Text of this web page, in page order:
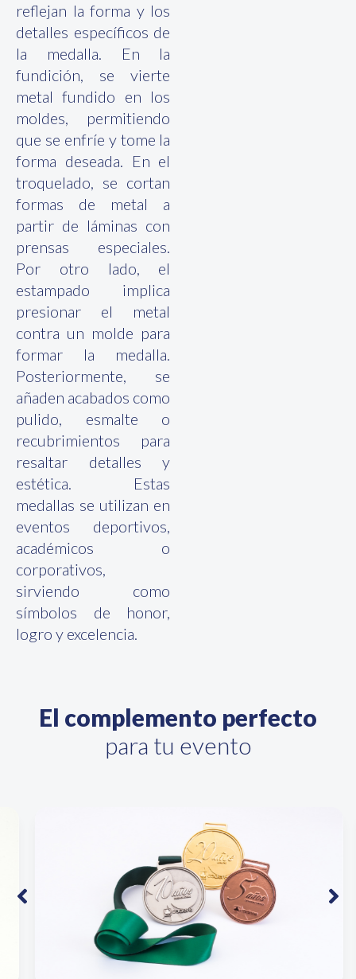
reflejan la forma y los
detalles específicos de
la medalla. En la
fundición, se vierte
metal fundido en los
moldes, permitiendo
que se enfríe y tome la
forma deseada. En el
troquelado, se cortan
formas de metal a
partir de láminas con
prensas especiales.
Por otro lado, el
estampado implica
presionar el metal
contra un molde para
formar la medalla.
Posteriormente, se
añaden acabados como
pulido, esmalte o
recubrimientos para
resaltar detalles y
estética. Estas
medallas se utilizan en
eventos deportivos,
académicos o
corporativos,
sirviendo como
símbolos de honor,
logro y excelencia.
El complemento perfecto
para tu evento